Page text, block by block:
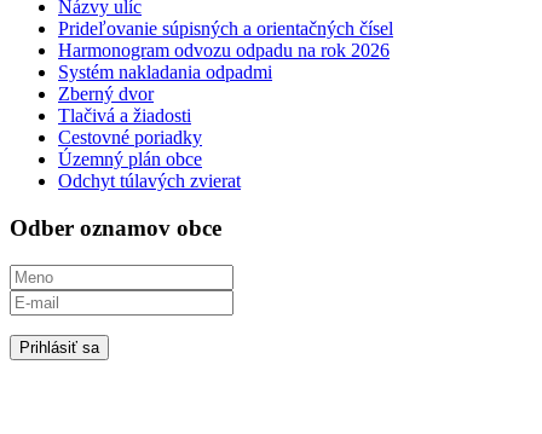
Názvy ulíc
Prideľovanie súpisných a orientačných čísel
Harmonogram odvozu odpadu na rok 2026
Systém nakladania odpadmi
Zberný dvor
Tlačivá a žiadosti
Cestovné poriadky
Územný plán obce
Odchyt túlavých zvierat
Odber oznamov obce
Prihlásiť sa